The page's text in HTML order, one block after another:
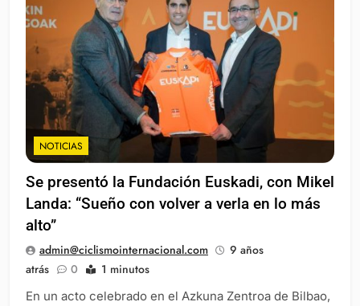
NOTICIAS
Se presentó la Fundación Euskadi, con Mikel
Landa: “Sueño con volver a verla en lo más
alto”
admin@ciclismointernacional.com
9 años
atrás
0 1 minutos
En un acto celebrado en el Azkuna Zentroa de Bilbao,